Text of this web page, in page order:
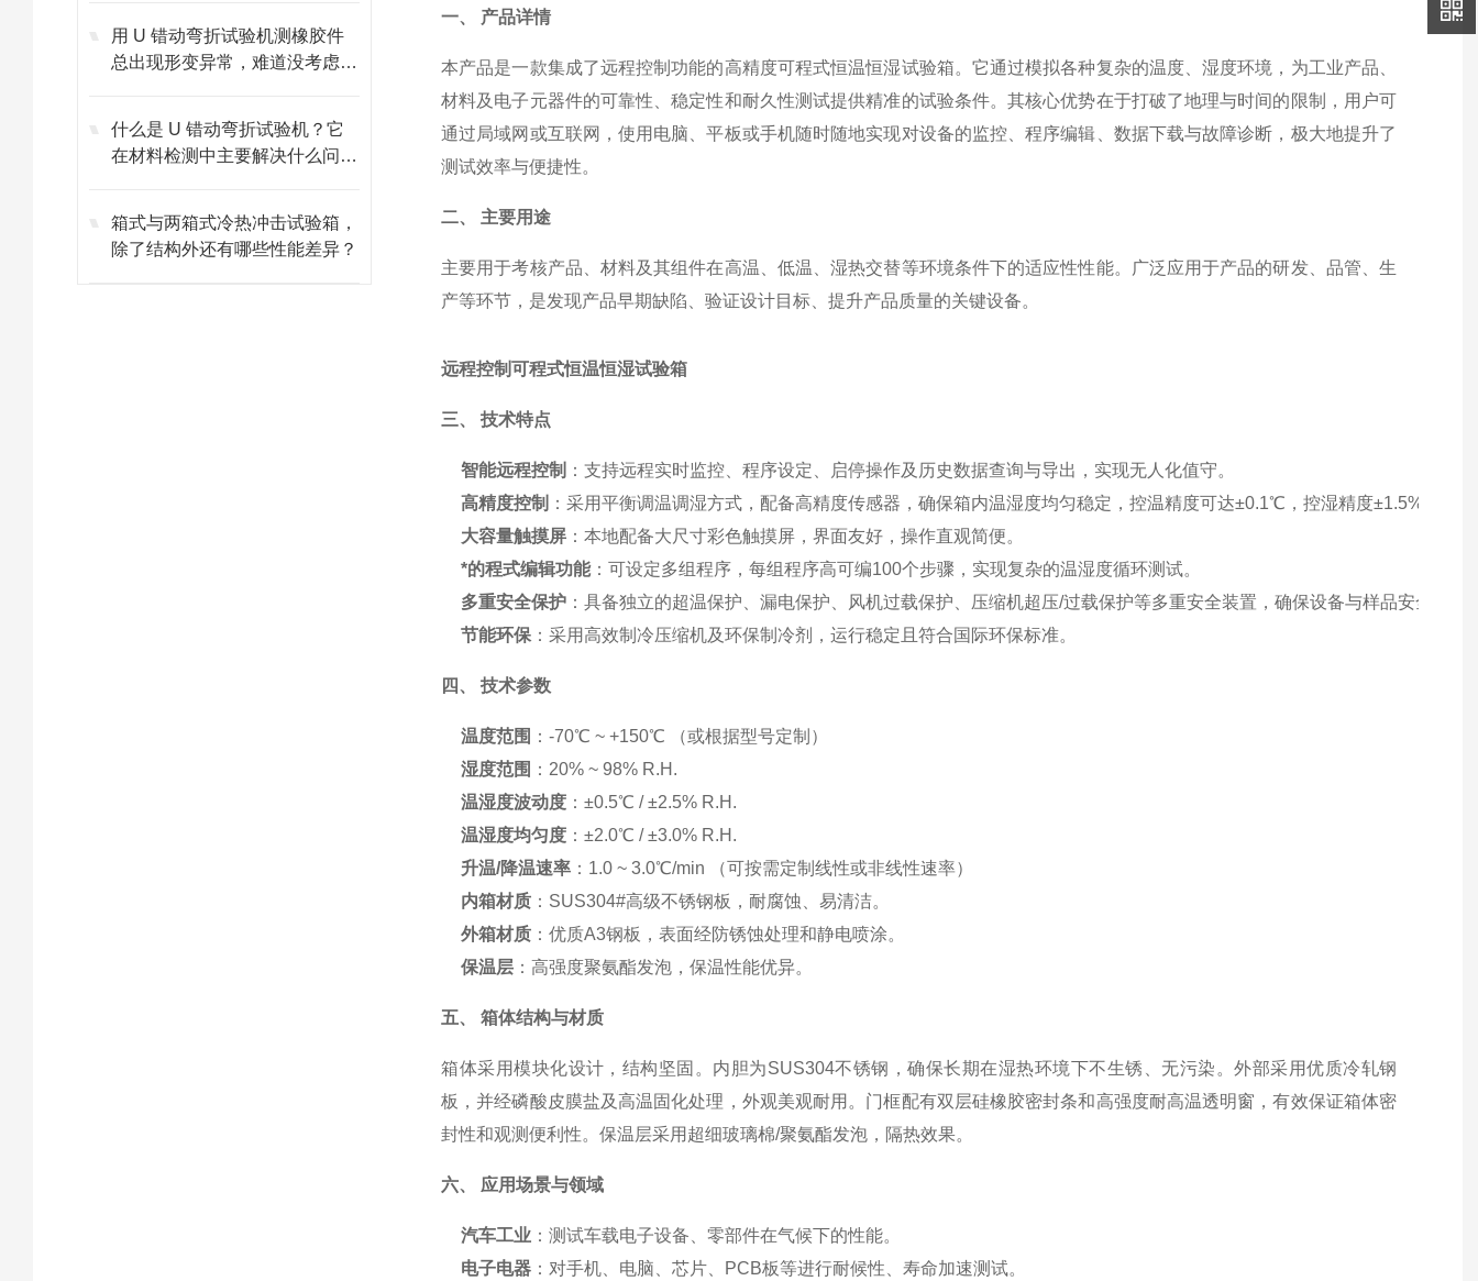
用 U 错动弯折试验机测橡胶件
总出现形变异常，难道没考虑环
什么是 U 错动弯折试验机？它
在材料检测中主要解决什么问
箱式与两箱式冷热冲击试验箱，
除了结构外还有哪些性能差异？
一、 产品详情
本产品是一款集成了远程控制功能的高精度可程式恒温恒湿试验箱。它通过模拟各种复杂的温度、湿度环境，为工业产品、
材料及电子元器件的可靠性、稳定性和耐久性测试提供精准的试验条件。其核心优势在于打破了地理与时间的限制，用户可
通过局域网或互联网，使用电脑、平板或手机随时随地实现对设备的监控、程序编辑、数据下载与故障诊断，极大地提升了
测试效率与便捷性。
二、 主要用途
主要用于考核产品、材料及其组件在高温、低温、湿热交替等环境条件下的适应性性能。广泛应用于产品的研发、品管、生
产等环节，是发现产品早期缺陷、验证设计目标、提升产品质量的关键设备。
远程控制可程式恒温恒湿试验箱
三、 技术特点
智能远程控制 ：支持远程实时监控、程序设定、启停操作及历史数据查询与导出，实现无人化值守。
高精度控制 ：采用平衡调温调湿方式，配备高精度传感器，确保箱内温湿度均匀稳定，控温精度可达±0.1℃，控湿精度±1.5%RH。
大容量触摸屏 ：本地配备大尺寸彩色触摸屏，界面友好，操作直观简便。
*的程式编辑功能：可设定多组程序，每组程序高可编100个步骤，实现复杂的温湿度循环测试。
多重安全保护 ：具备独立的超温保护、漏电保护、风机过载保护、压缩机超压/过载保护等多重安全装置，确保设备与样品安全。
节能环保 ：采用高效制冷压缩机及环保制冷剂，运行稳定且符合国际环保标准。
四、 技术参数
温度范围 ：-70℃ ~ +150℃ （或根据型号定制）
湿度范围 ：20% ~ 98% R.H.
温湿度波动度 ：±0.5℃ / ±2.5% R.H.
温湿度均匀度 ：±2.0℃ / ±3.0% R.H.
升温/降温速率 ：1.0 ~ 3.0℃/min （可按需定制线性或非线性速率）
内箱材质 ：SUS304#高级不锈钢板，耐腐蚀、易清洁。
外箱材质 ：优质A3钢板，表面经防锈蚀处理和静电喷涂。
保温层 ：高强度聚氨酯发泡，保温性能优异。
五、 箱体结构与材质
箱体采用模块化设计，结构坚固。内胆为SUS304不锈钢，确保长期在湿热环境下不生锈、无污染。外部采用优质冷轧钢
板，并经磷酸皮膜盐及高温固化处理，外观美观耐用。门框配有双层硅橡胶密封条和高强度耐高温透明窗，有效保证箱体密
封性和观测便利性。保温层采用超细玻璃棉/聚氨酯发泡，隔热效果。
六、 应用场景与领域
汽车工业 ：测试车载电子设备、零部件在气候下的性能。
电子电器 ：对手机、电脑、芯片、PCB板等进行耐候性、寿命加速测试。